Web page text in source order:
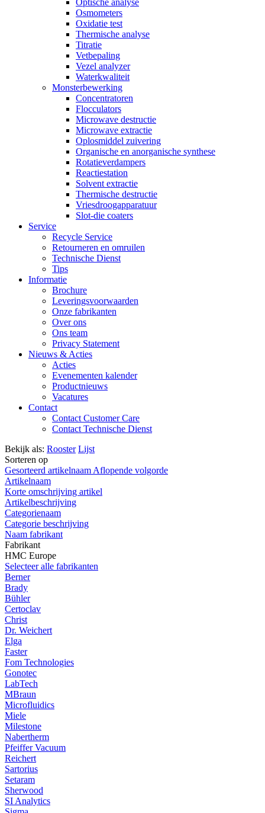
Optische analyse
Osmometers
Oxidatie test
Thermische analyse
Titratie
Vetbepaling
Vezel analyzer
Waterkwaliteit
Monsterbewerking
Concentratoren
Flocculators
Microwave destructie
Microwave extractie
Oplosmiddel zuivering
Organische en anorganische synthese
Rotatieverdampers
Reactiestation
Solvent extractie
Thermische destructie
Vriesdroogapparatuur
Slot-die coaters
Service
Recycle Service
Retourneren en omruilen
Technische Dienst
Tips
Informatie
Brochure
Leveringsvoorwaarden
Onze fabrikanten
Over ons
Ons team
Privacy Statement
Nieuws & Acties
Acties
Evenementen kalender
Productnieuws
Vacatures
Contact
Contact Customer Care
Contact Technische Dienst
Bekijk als: Rooster Lijst
Sorteren op
Gesorteerd artikelnaam Aflopende volgorde
Artikelnaam
Korte omschrijving artikel
Artikelbeschrijving
Categorienaam
Categorie beschrijving
Naam fabrikant
Fabrikant
HMC Europe
Selecteer alle fabrikanten
Berner
Brady
Bühler
Certoclav
Christ
Dr. Weichert
Elga
Faster
Fom Technologies
Gonotec
LabTech
MBraun
Microfluidics
Miele
Milestone
Nabertherm
Pfeiffer Vacuum
Reichert
Sartorius
Setaram
Sherwood
SI Analytics